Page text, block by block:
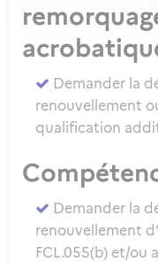
Demander la
renouvellement
qualification
Demander la
renouvellement
FCL.055(b) et/ou